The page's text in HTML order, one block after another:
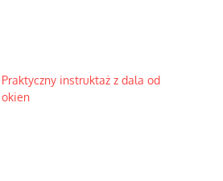
Praktyczny instruktaż z dala od
okien